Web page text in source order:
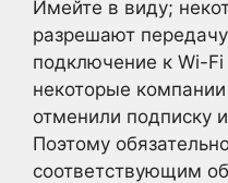
Имейте в виду;
разрешают
подключение к Wi-
некоторые
отменили подписку
Поэтому
соответствующим